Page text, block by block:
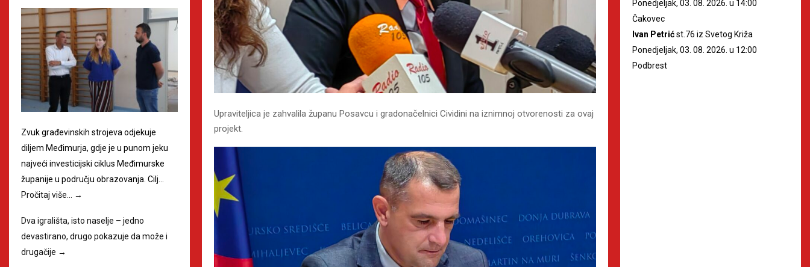
Upraviteljica je zahvalila županu Posavcu i gradonačelnici Cividini na iznimnoj otvorenosti za ovaj
projekt.
Zvuk građevinskih strojeva odjekuje
diljem Međimurja, gdje je u punom jeku
najveći investicijski ciklus Međimurske
županije u području obrazovanja. Cilj…
Pročitaj više…
→
Dva igrališta, isto naselje – jedno
devastirano, drugo pokazuje da može i
drugačije →
Ponedjeljak, 03. 08. 2026. u 14:00
Čakovec
Ivan Petrićst.76 iz Svetog Križa
Ponedjeljak, 03. 08. 2026. u 12:00
Podbrest